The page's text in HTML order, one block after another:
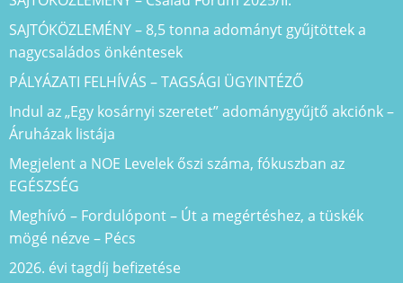
SAJTÓKÖZLEMÉNY – 8,5 tonna adományt gyűjtöttek a
nagycsaládos önkéntesek
PÁLYÁZATI FELHÍVÁS – TAGSÁGI ÜGYINTÉZŐ
Indul az „Egy kosárnyi szeretet” adománygyűjtő akciónk –
Áruházak listája
Megjelent a NOE Levelek őszi száma, fókuszban az
EGÉSZSÉG
Meghívó – Fordulópont – Út a megértéshez, a tüskék
mögé nézve – Pécs
2026. évi tagdíj befizetése